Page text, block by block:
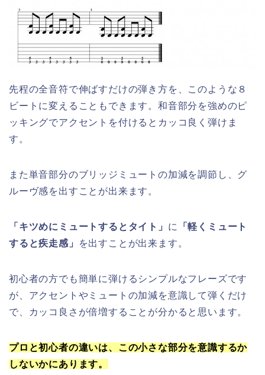
先程の全音符で伸ばすだけの弾き方を、このような８
ビートに変えることもできます。和音部分を強めのピ
ッキングでアクセントを付けるとカッコ良く弾けま
す。
また単音部分のブリッジミュートの加減を調節し、グ
ルーヴ感を出すことが出来ます。
「キツめにミュートするとタイト」 に
「軽くミュート
すると疾走感」
を出すことが出来ます。
初心者の方でも簡単に弾けるシンプルなフレーズです
が、アクセントやミュートの加減を意識して弾くだけ
で、カッコ良さが倍増することが分かると思います。
プロと初心者の違いは、この小さな部分を意識するか
しないかにあります。